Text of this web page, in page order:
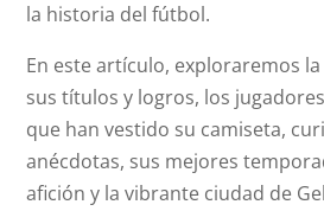
la historia del fútbol.
En este artículo, exploraremos
sus títulos y logros, los
que han vestido su camiseta,
anécdotas, sus mejores
afición y la vibrante ciudad de